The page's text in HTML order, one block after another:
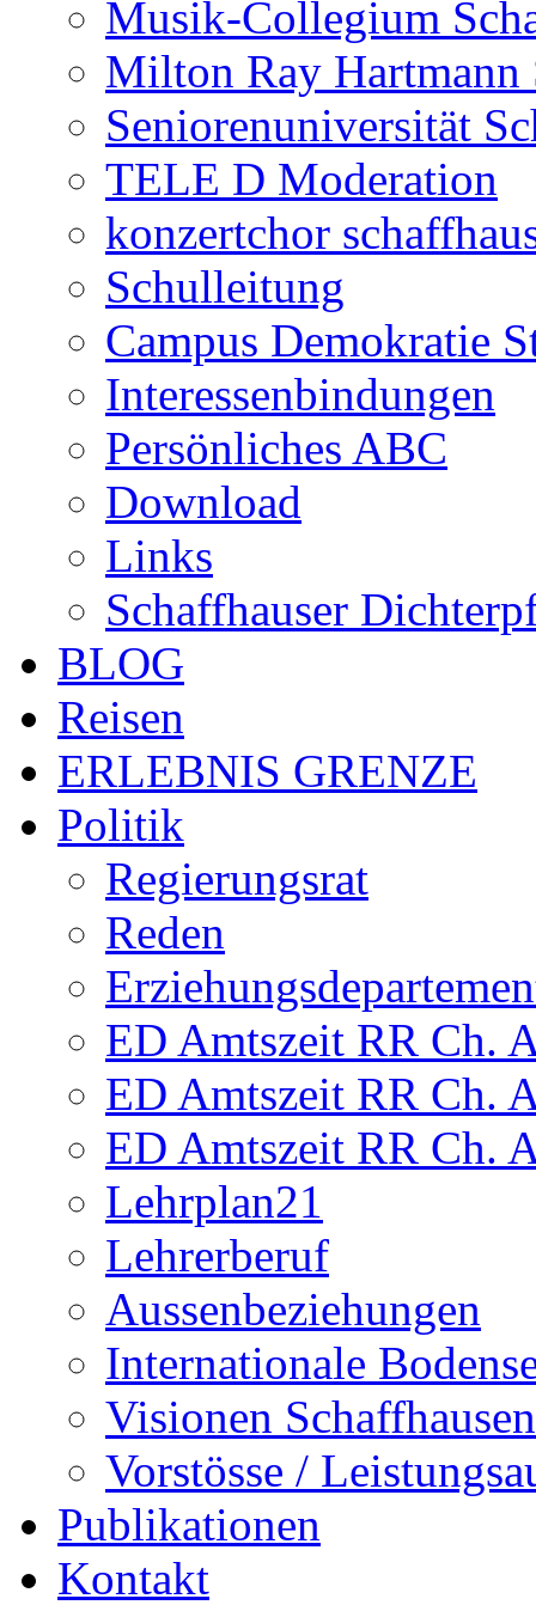
Musik-Collegium
Milton Ray
Seniorenuniversität
TELE D Moderation
konzertchor
Schulleitung
Campus Demokratie
Interessenbindungen
Persönliches ABC
Download
Links
Schaffhauser
BLOG
Reisen
ERLEBNIS GRENZE
Politik
Regierungsrat
Reden
ED Amtszeit RR Ch.
ED Amtszeit RR Ch.
ED Amtszeit RR Ch.
Lehrplan21
Lehrerberuf
Aussenbeziehungen
Internationale
Visionen Schaffhausen
Vorstösse /
Publikationen
Kontakt